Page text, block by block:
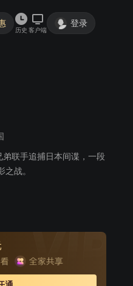
历史 客户端
登录
联手追捕日本间谍，一段
战。